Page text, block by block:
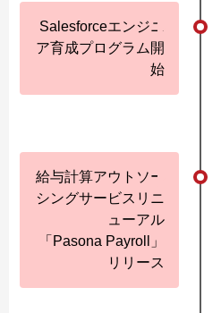
Salesforceエンジニ
ア育成プログラム開
始
給与計算アウトソー
シングサービスリニ
ューアル
「Pasona Payroll」
リリース